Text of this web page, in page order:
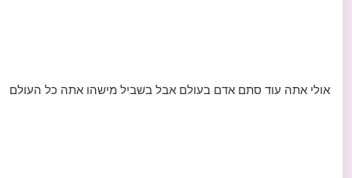
אולי אתה עוד סתם אדם בעולם אבל בשביל מישהו אתה כל העולם